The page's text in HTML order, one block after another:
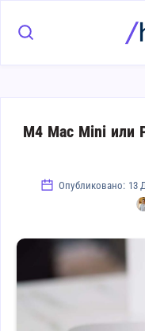
M4 Mac Mini или
Опубликовано: 13